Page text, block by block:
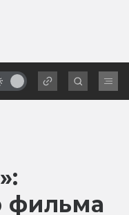
фильма